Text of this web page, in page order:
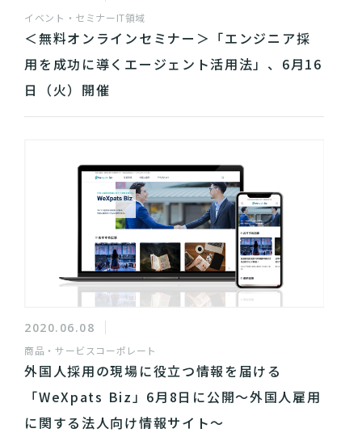
イベント・セミナーIT領域
＜無料オンラインセミナー＞「エンジニア採
用を成功に導くエージェント活用法」、6月16
日（火）開催
2020.06.08
商品・サービス コーポレート
外国人採用の現場に役立つ情報を届ける
「WeXpats Biz」6月8日に公開～外国人雇用
に関する法人向け情報サイト～